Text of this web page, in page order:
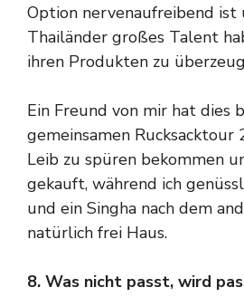
Option nervenaufreibend ist
Thailänder großes Talent
ihren Produkten zu
Ein Freund von mir hat dies
gemeinsamen Rucksacktour
Leib zu spüren bekommen
gekauft, während ich
und ein Singha nach dem
natürlich frei Haus.
8. Was nicht passt, wird